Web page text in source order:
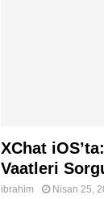
XChat
Vaatleri
ibrahim Nisan 25,